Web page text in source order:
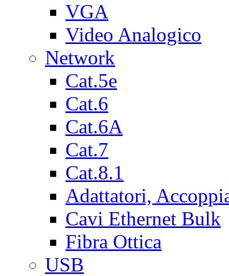
VGA
Video Analogico
Network
Cat.5e
Cat.6
Cat.6A
Cat.7
Cat.8.1
Adattatori,
Cavi Ethernet Bulk
Fibra Ottica
USB